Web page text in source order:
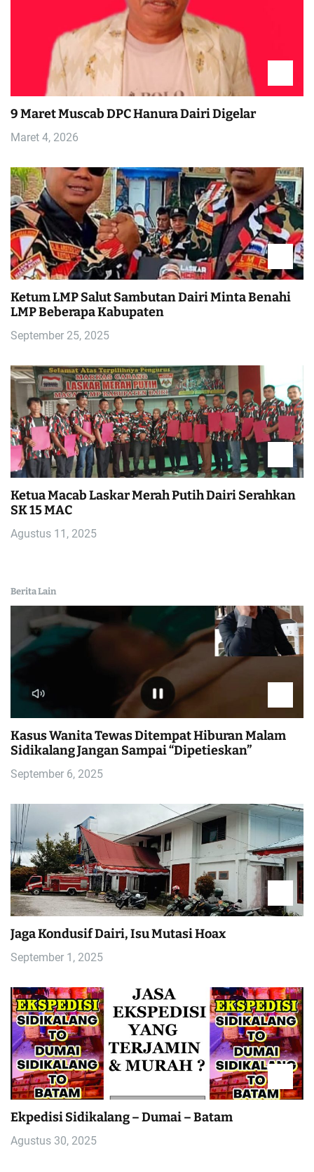
p
o
s
9 Maret Muscab DPC Hanura Dairi Digelar
Maret 4, 2026
Ketum LMP Salut Sambutan Dairi Minta Benahi
LMP Beberapa Kabupaten
September 25, 2025
Ketua Macab Laskar Merah Putih Dairi Serahkan
SK 15 MAC
Agustus 11, 2025
Berita Lain
Kasus Wanita Tewas Ditempat Hiburan Malam
Sidikalang Jangan Sampai “Dipetieskan”
September 6, 2025
Jaga Kondusif Dairi, Isu Mutasi Hoax
September 1, 2025
Ekpedisi Sidikalang – Dumai – Batam
Agustus 30, 2025